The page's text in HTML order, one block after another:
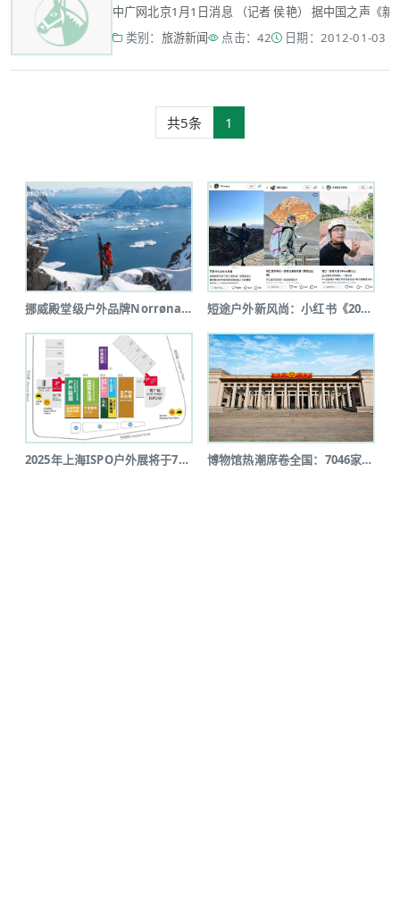
中广网北京1月1日消息 （记者 侯艳） 据中国之声《
类别： 旅游新闻 点击：42 日期：2012-01-03
共5条 1
挪威殿堂级户外品牌Norrøna北京... 短途户外新风尚：小红书《2025上半...
2025年上海ISPO户外展将于7月... 博物馆热潮席卷全国：7046家博物馆...